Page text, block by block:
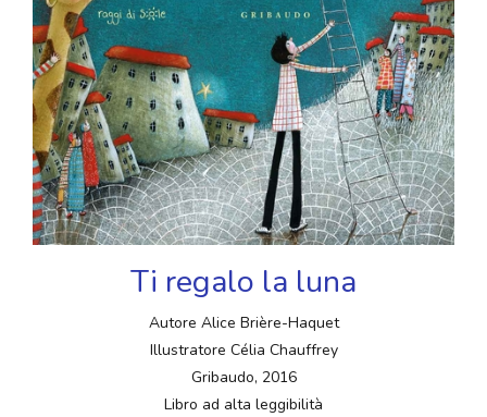
Ti regalo la luna
Autore Alice Brière-Haquet
Illustratore Célia Chauffrey
Gribaudo, 2016
Libro ad alta leggibilità